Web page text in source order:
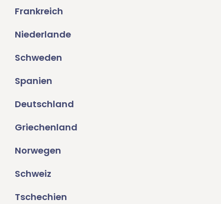
Frankreich
Niederlande
Schweden
Spanien
Deutschland
Griechenland
Norwegen
Schweiz
Tschechien